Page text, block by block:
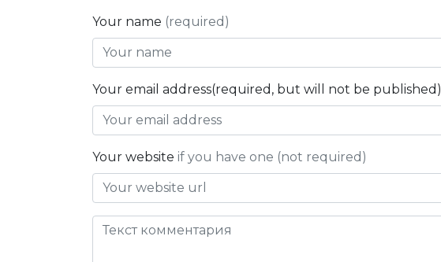
Your name (required)
Your email address(required, but will not be published)
Your website if you have one (not required)